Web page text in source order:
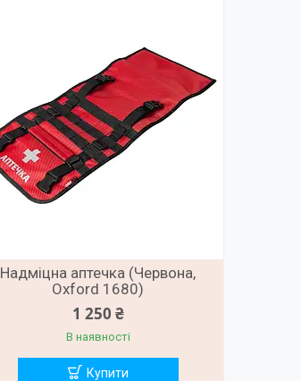
Надміцна аптечка (Червона,
Oxford 1680)
1 250 ₴
В наявності
Купити